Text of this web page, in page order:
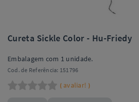
Cureta Sickle Color - Hu-Friedy
Embalagem com 1 unidade.
Cod. de Referência: 151796
( avaliar! )